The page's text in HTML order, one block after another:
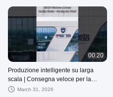
00:20
Produzione intelligente su larga
scala | Consegna veloce per la
fornitura globale
March 31, 2026